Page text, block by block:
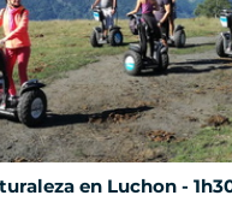
en Luchon -